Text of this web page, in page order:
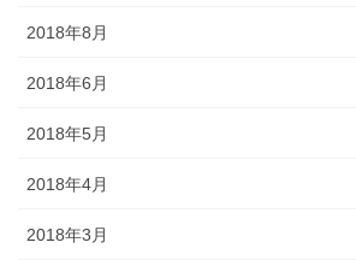
2018年8月
2018年6月
2018年5月
2018年4月
2018年3月